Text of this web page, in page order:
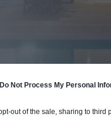
Do Not Process My Personal
out of the sale, sharing to